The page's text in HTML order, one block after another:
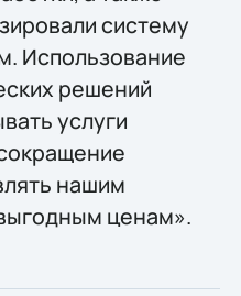
систему
Использование
решений
услуги
нашим
ценам».